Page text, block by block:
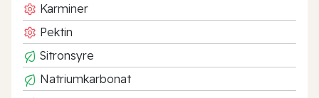
Karminer
Pektin
Sitronsyre
Natriumkarbonat